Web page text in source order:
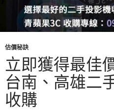
估價秘訣
立即獲得最佳
台南、高雄二
收購